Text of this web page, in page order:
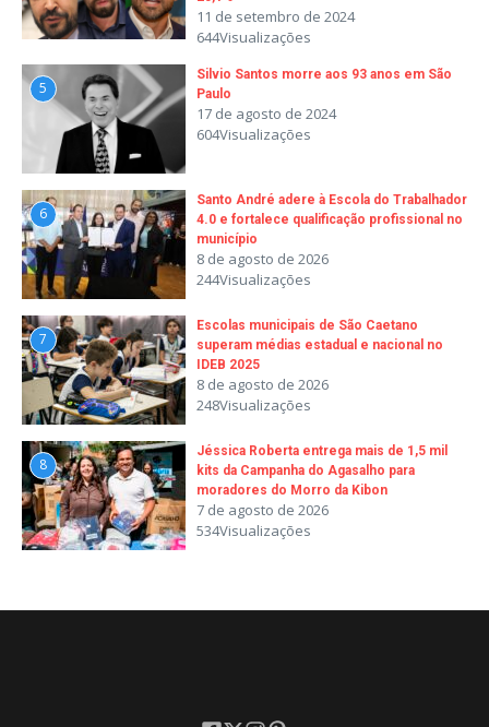
11 de setembro de 2024
644Visualizações
5
Silvio Santos morre aos 93 anos em São
Paulo
17 de agosto de 2024
604Visualizações
6
Santo André adere à Escola do Trabalhador
4.0 e fortalece qualificação profissional no
município
8 de agosto de 2026
244Visualizações
7
Escolas municipais de São Caetano
superam médias estadual e nacional no
IDEB 2025
8 de agosto de 2026
248Visualizações
8
Jéssica Roberta entrega mais de 1,5 mil
kits da Campanha do Agasalho para
moradores do Morro da Kibon
7 de agosto de 2026
534Visualizações